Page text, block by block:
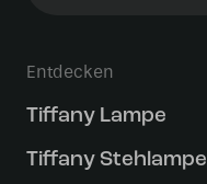
Entdecken
Tiffany Lampe
Tiffany Stehlampe